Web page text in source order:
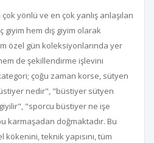
yönlü ve en çok yanlış anlaşılan
giyim hem dış giyim olarak
özel gün koleksiyonlarında yer
de şekillendirme işlevini
çoğu zaman korse, sütyen
nedir", "büstiyer sütyen
"sporcu büstiyer ne işe
karmaşadan doğmaktadır. Bu
teknik yapısını, tüm